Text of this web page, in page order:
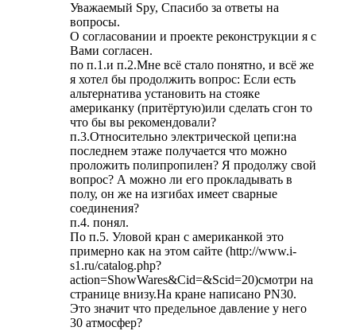
Уважаемый Spy, Спасибо за ответы на
вопросы.
О согласовании и проекте реконструкции я с
Вами согласен.
по п.1.и п.2.Мне всё стало понятно, и всё же
я хотел бы продолжить вопрос: Если есть
альтернатива установить на стояке
американку (притёртую)или сделать сгон то
что бы вы рекомендовали?
п.3.Относительно электрической цепи:на
последнем этаже получается что можно
проложить полипропилен? Я продолжу свой
вопрос? А можно ли его прокладывать в
полу, он же на изгибах имеет сварные
соединения?
п.4. понял.
По п.5. Уловой кран с американкой это
примерно как на этом сайте (http://www.i-
s1.ru/catalog.php?
action=ShowWares&Cid=&Scid=20)смотри на
странице внизу.На кране написано PN30.
Это значит что предельное давление у него
30 атмосфер?